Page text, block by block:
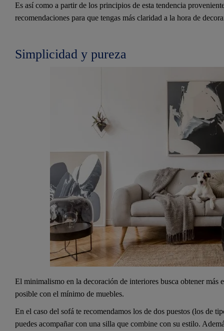
Es así como a partir de los principios de esta tendencia
recomendaciones para que tengas más claridad a la hora de
Simplicidad y pureza
El minimalismo en la decoración de interiores busca obtener más
posible con el mínimo de muebles.
En el caso del sofá te recomendamos los de dos puestos (los de
puedes acompañar con una silla que combine con su estilo.